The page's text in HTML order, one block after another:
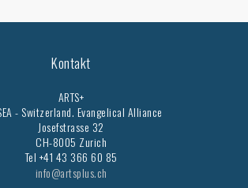
Kontakt
ARTS+
- Switzerland. Evangelical Alliance
Josefstrasse 32
CH-8005 Zurich
Tel +41 43 366 60 85
info@artsplus.ch